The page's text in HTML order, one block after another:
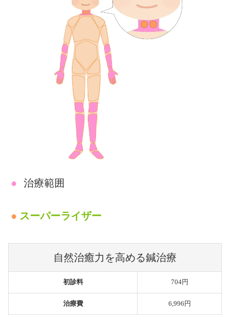
● 治療範囲
● スーパーライザー
自然治癒力を高める鍼治療
初診料 704円
治療費 6,996円